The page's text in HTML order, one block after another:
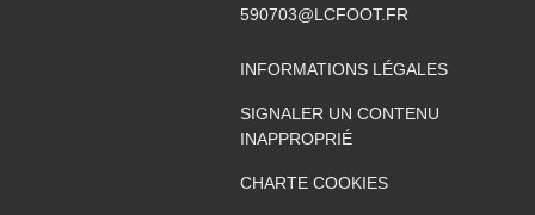
590703@LCFOOT.FR
INFORMATIONS LÉGALES
SIGNALER UN CONTENU
INAPPROPRIÉ
CHARTE COOKIES